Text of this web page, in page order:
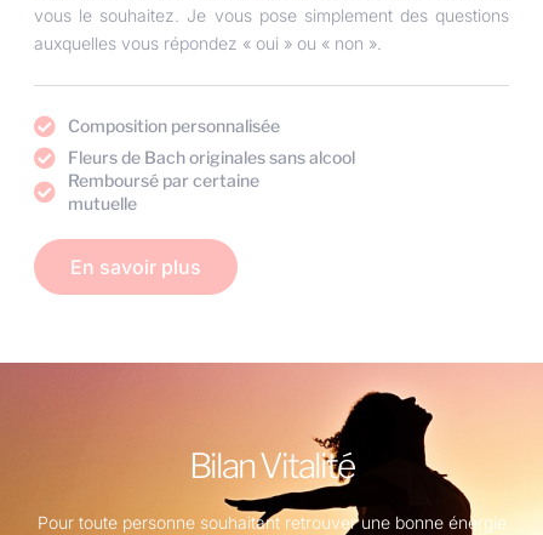
vous le souhaitez. Je vous pose simplement des questions
auxquelles vous répondez « oui » ou « non ».
Composition personnalisée
Fleurs de Bach originales sans alcool
Remboursé par certaine
mutuelle
En savoir plus
Bilan Vitalité
Pour toute personne souhaitant retrouver une bonne énergie